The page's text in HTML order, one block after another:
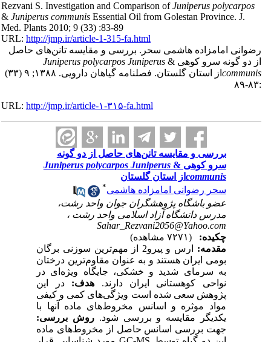
Rezvani S. Investigation and Comparison ofJuniperus polycarpos
&Juniperus communisEssential Oil from Golestan Province. J.
Med. Plants 2010; 9 (33) :83-89
URL:http://jmp.ir/article-1-315-fa.html
امامزاده هاشمی سحر. بررسی و مقایسه تانن‌های حاصل
دو گونه سرو کوهی &
Juniperus polycarpos Juniperus
از استان گلستان. فصلنامه گياهان دارویی. ۱۳۸۸; ۹ (۳۳)
URL:http://jmp.ir/article-۱-۳۱۵-fa.html
بررسی و مقایسه تانن‌های حاصل از دو گونه
سرو کوهی &
Juniperus polycarpos Juniperus
communisاز استان گلستان
سحر رضوانی امامزاده هاشمی
عضو باشگاه پژوهشگران جوان واحد رشت،
مدرس دانشگاه آزاد اسلامی واحد رشت ،
Sahar_Rezvani2056@Yahoo.com
چکیده:
(۷۲۷۱ مشاهده)
مقدمه:
ارس و پیرو2 از مهم‌ترین سوزنی برگان
بومی ایران هستند و به عنوان مقاوم‌ترین درختان
به سرمای شدید و خشکی، جایگاه ویژه‌ای در
نواحی کوهستانی ایران دارند.هدف:در این
پژوهش سعی شده است ویژگی‌های کمی و کیفی
مواد موثره و اسانس مخروط‌های ماده آنها با
یکدیگر مقایسه و بررسی شود.روش بررسی:
جهت بررسی اسانس حاصل از مخروط‌های ماده